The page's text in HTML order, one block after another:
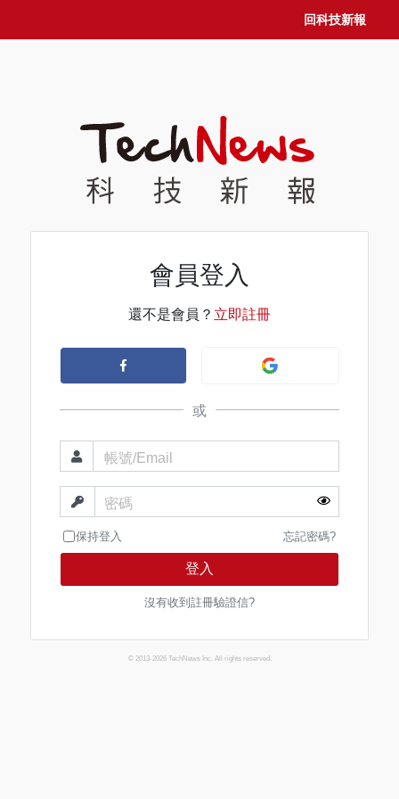
回科技新報
會員登入
還不是會員？ 立即註冊
或
帳號/Email
密碼
保持登入 忘記密碼?
登入
沒有收到註冊驗證信?
© 2013-2026 TechNews Inc. All rights reserved.